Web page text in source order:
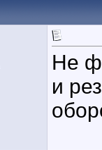
Не
и